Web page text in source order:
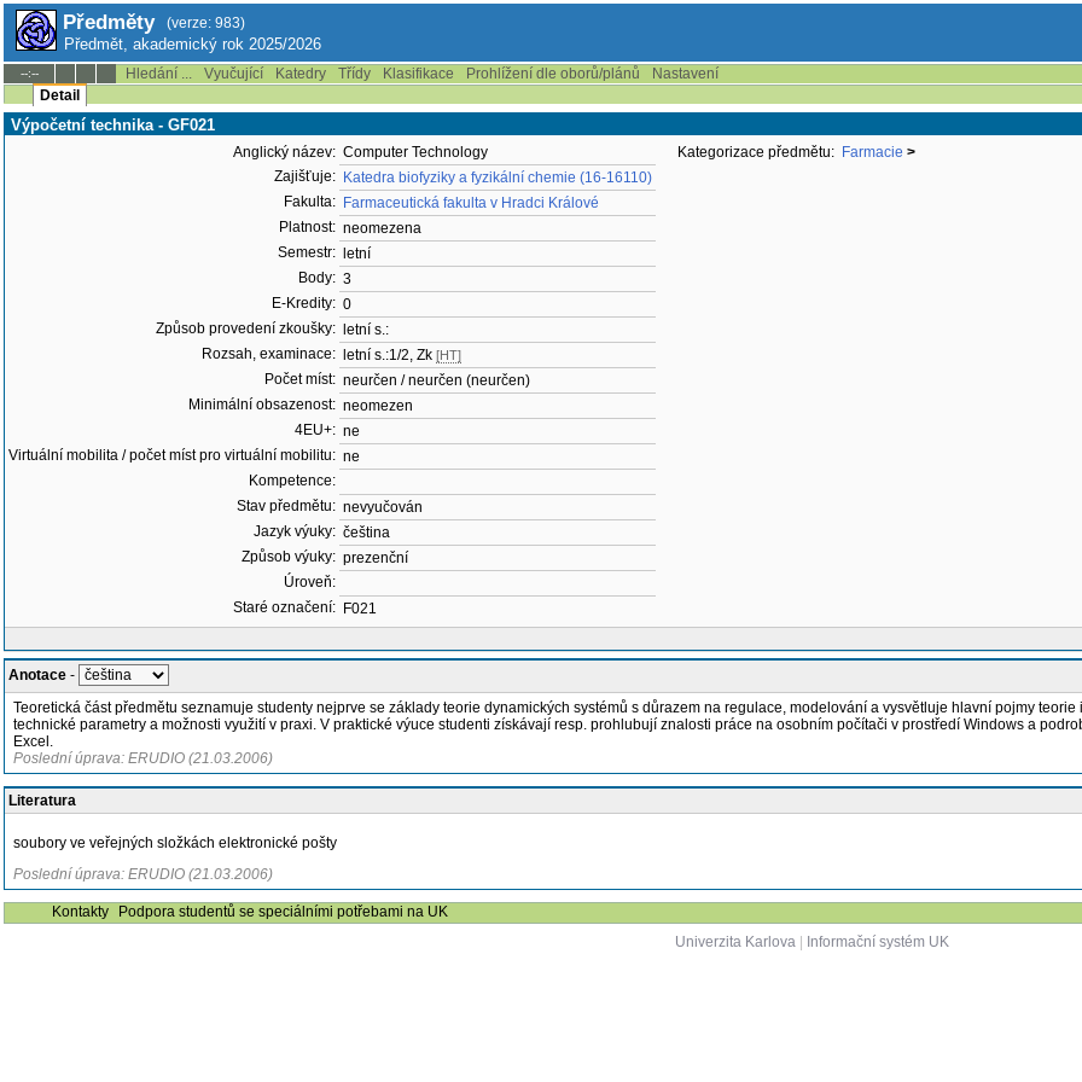
Předměty (verze: 983)
Předmět, akademický rok 2025/2026
--:-- Hledání ... Vyučující Katedry Třídy Klasifikace Prohlížení dle oborů/plánů
Nastavení
Detail
Výpočetní technika - GF021
Anglický název: Computer Technology
Zajišťuje: Katedra biofyziky a fyzikální chemie (16-16110)
Fakulta: Farmaceutická fakulta v Hradci Králové
Platnost: neomezena
Semestr:
letní
Body: 3
E-Kredity: 0
Způsob provedení zkoušky:
letní s.:
Rozsah, examinace:
letní s.:1/2, Zk [HT]
Počet míst: neurčen / neurčen (neurčen)
Minimální obsazenost: neomezen
4EU+: ne
Virtuální mobilita / počet míst pro virtuální mobilitu: ne
Kompetence:
Stav předmětu: nevyučován
Jazyk výuky: čeština
Způsob výuky: prezenční
Úroveň:
Staré označení: F021
Kategorizace předmětu: Farmacie >
Anotace -
Teoretická část předmětu seznamuje studenty nejprve se základy teorie dynamických systémů s důrazem na regulace, modelování a vysvětluje hlavní pojmy
technické parametry a možnosti využití v praxi. V praktické výuce studenti získávají resp. prohlubují znalosti práce na osobním počítači v prostředí Windows a
Excel.
Poslední úprava: ERUDIO (21.03.2006)
Literatura
soubory ve veřejných složkách elektronické pošty
Poslední úprava: ERUDIO (21.03.2006)
Kontakty
Podpora studentů se speciálními potřebami na UK
Univerzita Karlova| Informační systém UK